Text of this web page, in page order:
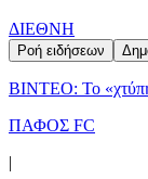
ΔΙΕΘΝΗ
Ροή ειδήσεων
ΒΙΝΤΕΟ: Το
ΠΑΦΟΣ FC
|